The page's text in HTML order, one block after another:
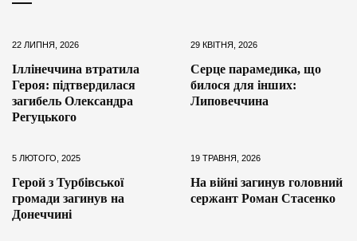
22 ЛИПНЯ, 2026
Іллінеччина втратила
Героя: підтвердилася
загибель Олександра
Регуцького
29 КВІТНЯ, 2026
Серце парамедика, що
билося для інших:
Липовеччина
5 ЛЮТОГО, 2025
Герой з Турбівської
громади загинув на
Донеччині
19 ТРАВНЯ, 2026
На війні загинув головний
сержант Роман Стасенко